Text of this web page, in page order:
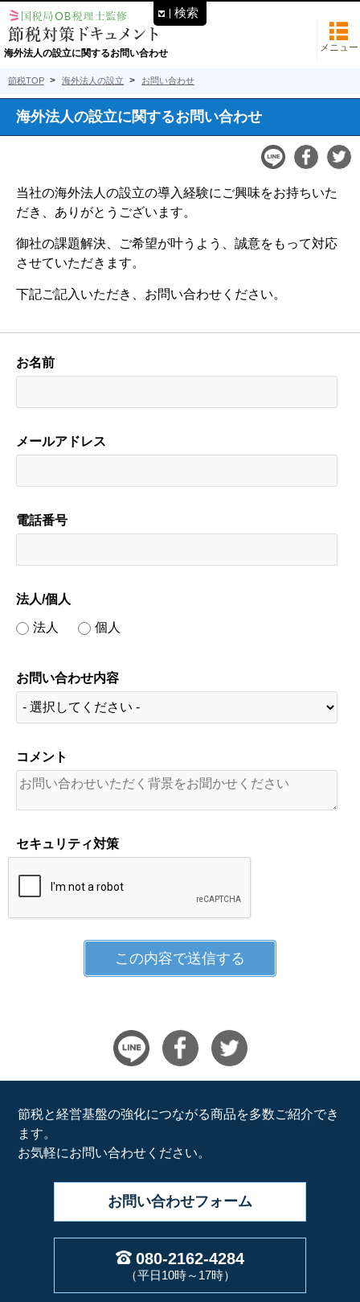
海外法人の設立に関するお問い合わせ メニュー
節税TOP 海外法人の設立 お問い合わせ
海外法人の設立に関するお問い合わせ
当社の海外法人の設立の導入経験にご興味をお持ちいた
だき、ありがとうございます。
御社の課題解決、ご希望が叶うよう、誠意をもって対応
させていただきます。
下記ご記入いただき、お問い合わせください。
お名前
メールアドレス
電話番号
法人/個人
法人 個人
お問い合わせ内容
コメント
セキュリティ対策
節税と経営基盤の強化につながる商品を多数ご紹介でき
ます。
お気軽にお問い合わせください。
お問い合わせフォーム
080-2162-4284
（平日10時～17時）
検索